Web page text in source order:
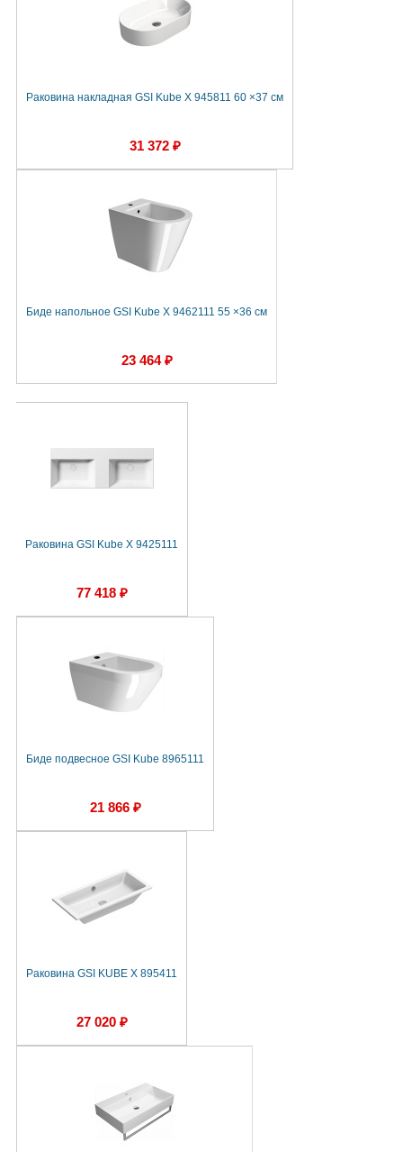
Раковина накладная GSI Kube X 945811 60 ×37 см
31 372 ₽
Биде напольное GSI Kube X 9462111 55 ×36 см
23 464 ₽
Раковина GSI Kube X 9425111
77 418 ₽
Биде подвесное GSI Kube 8965111
21 866 ₽
Раковина GSI KUBE X 895411
27 020 ₽